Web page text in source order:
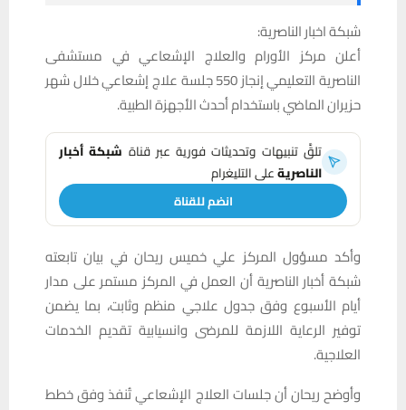
شبكة اخبار الناصرية:
أعلن مركز الأورام والعلاج الإشعاعي في مستشفى
الناصرية التعليمي إنجاز 550 جلسة علاج إشعاعي خلال شهر
حزيران الماضي باستخدام أحدث الأجهزة الطبية.
تلقَّ تنبيهات وتحديثات فورية عبر قناة شبكة أخبار
الناصريةعلى التليغرام
انضم للقناة
وأكد مسؤول المركز علي خميس ريحان في بيان تابعته
شبكة أخبار الناصرية أن العمل في المركز مستمر على مدار
أيام الأسبوع وفق جدول علاجي منظم وثابت، بما يضمن
توفير الرعاية اللازمة للمرضى وانسيابية تقديم الخدمات
العلاجية.
وأوضح ريحان أن جلسات العلاج الإشعاعي تُنفذ وفق خطط